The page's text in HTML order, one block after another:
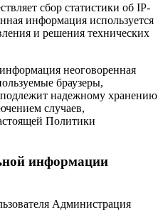
сбор статистики об IP-
информация используется
и решения технических
неоговоренная
браузеры,
надежному хранению
случаев,
Политики
информации
Администрация